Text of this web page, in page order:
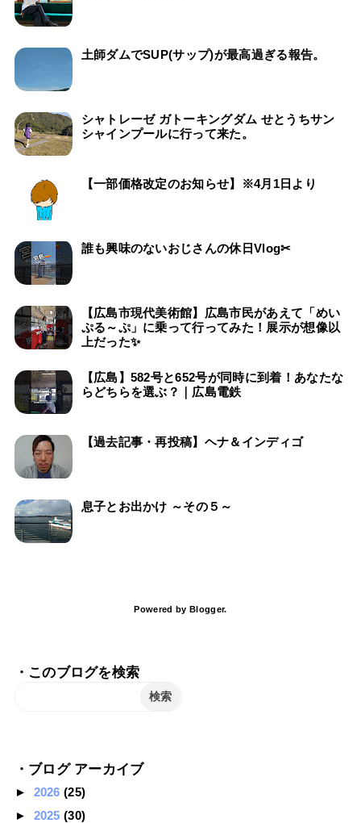
土師ダムでSUP(サップ)が最高過ぎる報告。
シャトレーゼ ガトーキングダム せとうちサン
シャインプールに行って来た。
【一部価格改定のお知らせ】※4月1日より
誰も興味のないおじさんの休日Vlog✂
【広島市現代美術館】広島市民があえて「めい
ぷる～ぷ」に乗って行ってみた！展示が想像以
上だった✨
【広島】582号と652号が同時に到着！あなたな
らどちらを選ぶ？｜広島電鉄
【過去記事・再投稿】ヘナ＆インディゴ
息子とお出かけ ～その５～
Powered by Blogger.
・このブログを検索
・ブログ アーカイブ
► 2026(25)
► 2025(30)